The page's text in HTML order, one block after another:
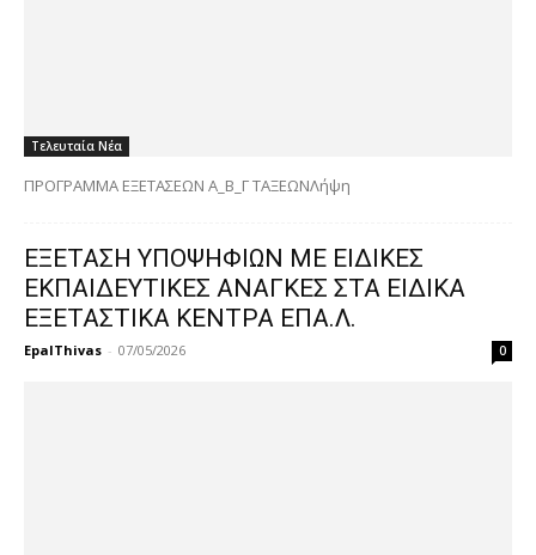
Τελευταία Νέα
ΠΡΟΓΡΑΜΜΑ ΕΞΕΤΑΣΕΩΝ Α_Β_Γ ΤΑΞΕΩΝΛήψη
ΕΞΕΤΑΣΗ ΥΠΟΨΗΦΙΩΝ ΜΕ ΕΙΔΙΚΕΣ
ΕΚΠΑΙΔΕΥΤΙΚΕΣ ΑΝΑΓΚΕΣ ΣΤΑ ΕΙΔΙΚΑ
ΕΞΕΤΑΣΤΙΚΑ ΚΕΝΤΡΑ ΕΠΑ.Λ.
EpalThivas - 07/05/2026 0